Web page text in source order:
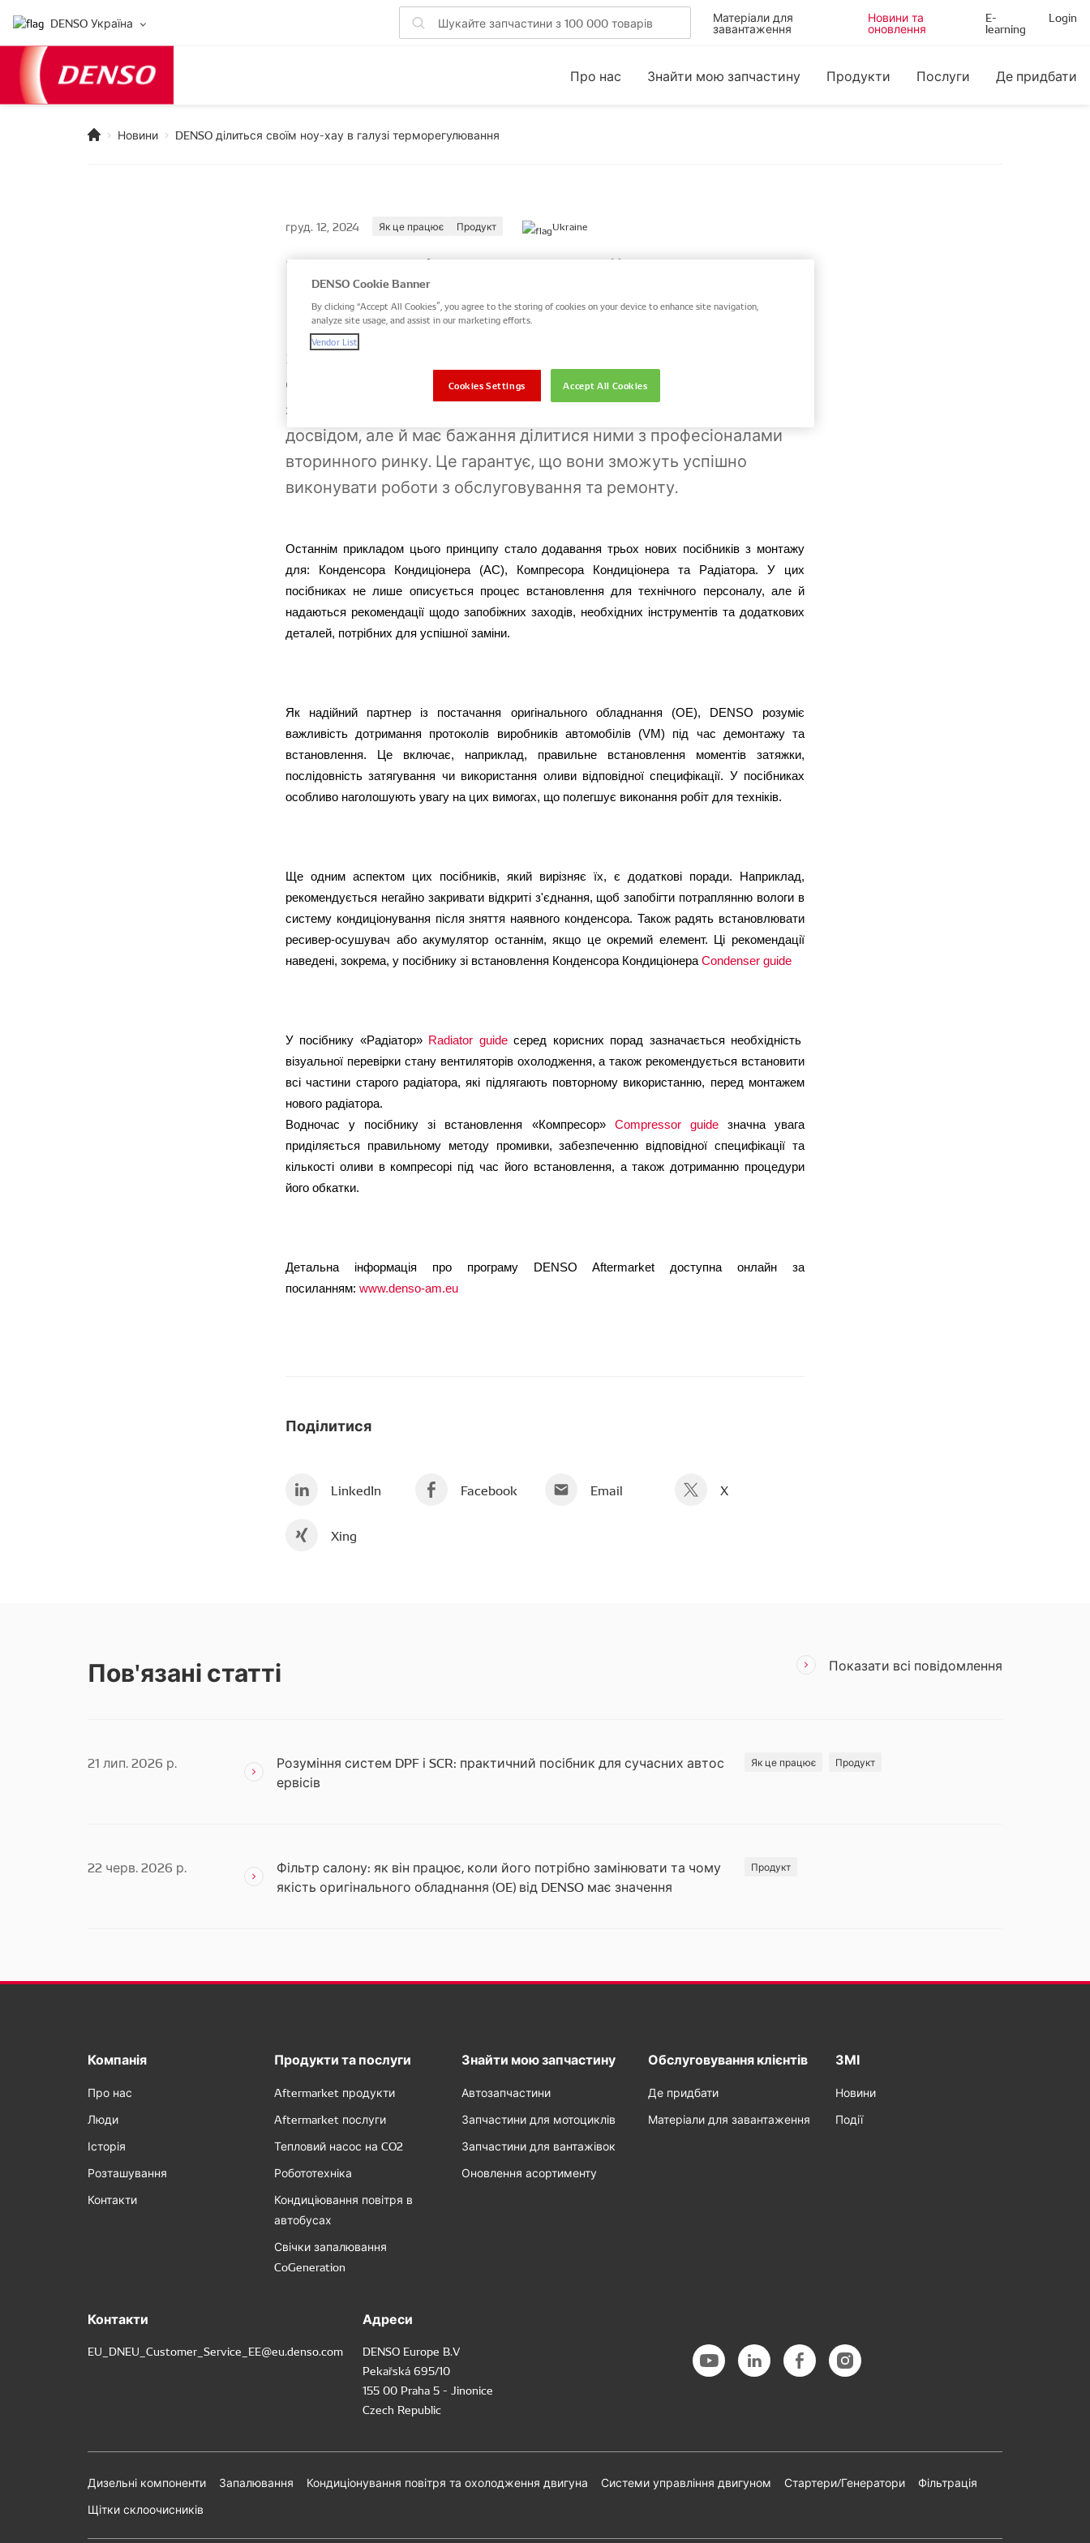
DENSO Україна Матеріали для
завантаження
Новини та
оновлення
E-
learning
Login
Про нас Знайти мою запчастину Продукти Послуги Де придбати
Новини DENSO ділиться своїм ноу-хау в галузі терморегулювання
груд. 12, 2024 Як це працює Продукт Ukraine
DENSO ділиться своїм ноу-хау в
галузі терморегулювання
Як постачальник систем терморегулювання оригінального
обладнання (OE) для багатьох світових виробників траспортних
засобів (VMs), DENSO не лише володіє необхідними знаннями та
досвідом, але й має бажання ділитися ними з професіоналами
вторинного ринку. Це гарантує, що вони зможуть успішно
виконувати роботи з обслуговування та ремонту.
Останнім прикладом цього принципу стало додавання трьох нових посібників з монтажу
для: Конденсора Кондиціонера (AC), Компресора Кондиціонера та Радіатора. У цих
посібниках не лише описується процес встановлення для технічного персоналу, але й
надаються рекомендації щодо запобіжних заходів, необхідних інструментів та додаткових
деталей, потрібних для успішної заміни.
Як надійний партнер із постачання оригінального обладнання (OE), DENSO розуміє
важливість дотримання протоколів виробників автомобілів (VM) під час демонтажу та
встановлення. Це включає, наприклад, правильне встановлення моментів затяжки,
послідовність затягування чи використання оливи відповідної специфікації. У посібниках
особливо наголошують увагу на цих вимогах, що полегшує виконання робіт для техніків.
Ще одним аспектом цих посібників, який вирізняє їх, є додаткові поради. Наприклад,
рекомендується негайно закривати відкриті з'єднання, щоб запобігти потраплянню вологи в
систему кондиціонування після зняття наявного конденсора. Також радять встановлювати
ресивер-осушувач або акумулятор останнім, якщо це окремий елемент. Ці рекомендації
наведені, зокрема, у посібнику зі встановлення Конденсора Кондиціонера Condenser guide
У посібнику «Радіатор» Radiator guide серед корисних порад зазначається необхідність
візуальної перевірки стану вентиляторів охолодження, а також рекомендується встановити
всі частини старого радіатора, які підлягають повторному використанню, перед монтажем
нового радіатора.
Водночас у посібнику зі встановлення «Компресор» Compressor guide
значна увага
приділяється правильному методу промивки, забезпеченню відповідної специфікації та
кількості оливи в компресорі під час його встановлення, а також дотриманню процедури
його обкатки.
Детальна інформація про програму DENSO Aftermarket доступна онлайн за
посиланням: www.denso-am.eu
Поділитися
LinkedIn Facebook Email X
Xing
Пов'язані статті Показати всі повідомлення
21 лип. 2026 р.
Розуміння систем DPF і SCR: практичний посібник для сучасних автос
ервісів
Як це працює Продукт
22 черв. 2026 р.
Фільтр салону: як він працює, коли його потрібно замінювати та чому
якість оригінального обладнання (OE) від DENSO має значення
Продукт
Компанія
Про нас
Люди
Історія
Розташування
Контакти
Продукти та послуги
Aftermarket продукти
Aftermarket послуги
Тепловий насос на CO2
Робототехніка
Кондиціювання повітря в
автобусах
Свічки запалювання
CoGeneration
Знайти мою запчастину
Автозапчастини
Запчастини для мотоциклів
Запчастини для вантажівок
Оновлення асортименту
Обслуговування клієнтів
Де придбати
Матеріали для завантаження
ЗМІ
Новини
Події
Контакти
EU_DNEU_Customer_Service_EE@eu.denso.com
Адреси
DENSO Europe B.V
Pekařská 695/10
155 00 Praha 5 - Jinonice
Czech Republic
Дизельні компоненти Запалювання Кондиціонування повітря та охолодження двигуна Системи управління двигуном Стартери/Генератори
Фільтрація
Щітки склоочисників
DENSO Cookie Banner
By clicking “Accept All Cookies”, you agree to the storing of cookies on your device to enhance site navigation,
analyze site usage, and assist in our marketing efforts.
Vendor List
Accept All Cookies
Cookies Settings